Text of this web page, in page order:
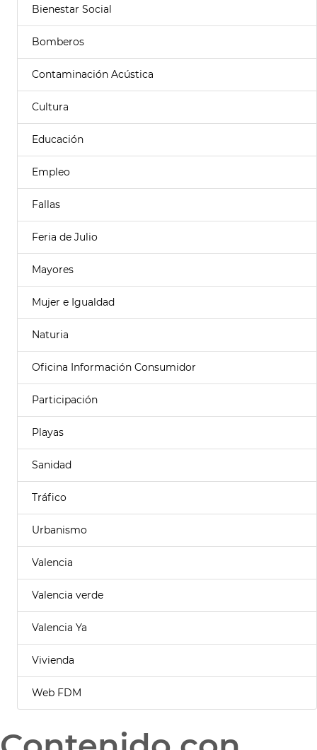
Bienestar Social
Bomberos
Contaminación Acústica
Cultura
Educación
Empleo
Fallas
Feria de Julio
Mayores
Mujer e Igualdad
Naturia
Oficina Información Consumidor
Participación
Playas
Sanidad
Tráfico
Urbanismo
Valencia
Valencia verde
Valencia Ya
Vivienda
Web FDM